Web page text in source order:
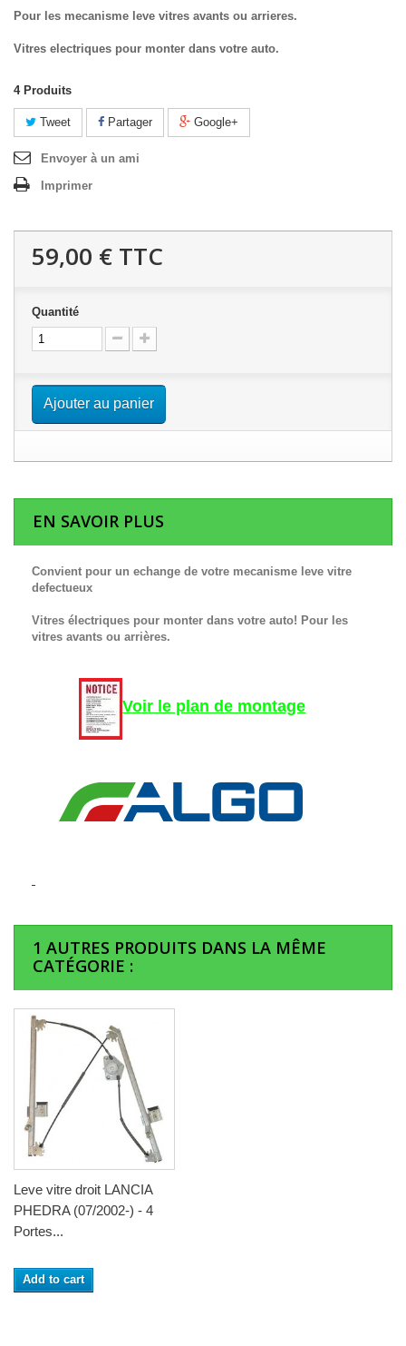
Pour les mecanisme leve vitres avants ou arrieres.
Vitres electriques pour monter dans votre auto.
4 Produits
Tweet Partager Google+
Envoyer à un ami
Imprimer
59,00 € TTC
Quantité
Ajouter au panier
EN SAVOIR PLUS
Convient pour un echange de votre mecanisme leve vitre
defectueux
Vitres électriques pour monter dans votre auto! Pour les
vitres avants ou arrières.
Voir le plan de montage
1 AUTRES PRODUITS DANS LA MÊME
CATÉGORIE :
Leve vitre droit LANCIA
PHEDRA (07/2002-) - 4
Portes...
Add to cart